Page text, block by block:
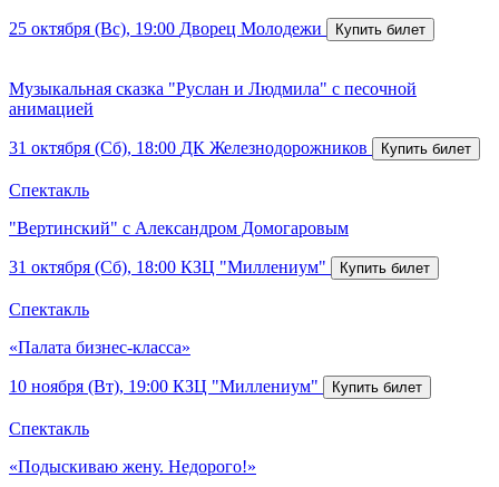
25 октября (Вс), 19:00 Дворец Молодежи
Музыкальная сказка "Руслан и Людмила" с песочной
анимацией
31 октября (Сб), 18:00 ДК Железнодорожников
Спектакль
"Вертинский" с Александром Домогаровым
31 октября (Сб), 18:00 КЗЦ "Миллениум"
Спектакль
«Палата бизнес-класса»
10 ноября (Вт), 19:00 КЗЦ "Миллениум"
Спектакль
«Подыскиваю жену. Недорого!»